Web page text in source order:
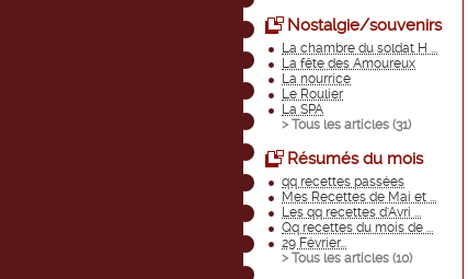
Nostalgie/souvenirs
La chambre du soldat H ...
La fête des Amoureux
La nourrice
Le Roulier
La SPA
> Tous les articles (31)
Résumés du mois
qq recettes passées
Mes Recettes de Mai et ...
Les qq recettes d'Avri ...
Qq recettes du mois de ...
29 Février...
> Tous les articles (10)